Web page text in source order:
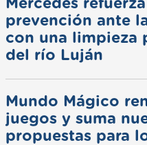
Mercedes
prevención ante
con una limpieza
del río Luján
Mundo Mágico
juegos y suma
propuestas para